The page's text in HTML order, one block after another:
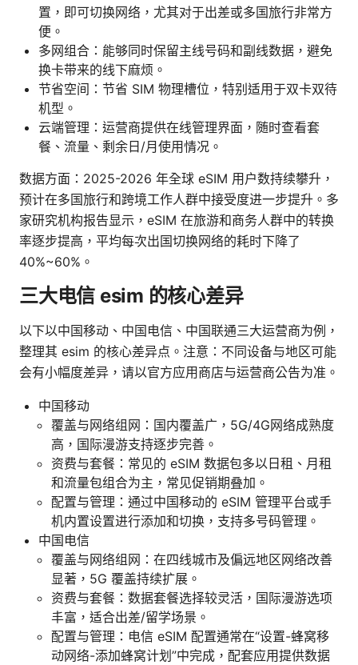
置，即可切换网络，尤其对于出差或多国旅行非常方
便。
多网组合：能够同时保留主线号码和副线数据，避免
换卡带来的线下麻烦。
节省空间：节省 SIM 物理槽位，特别适用于双卡双待
机型。
云端管理：运营商提供在线管理界面，随时查看套
餐、流量、剩余日/月使用情况。
数据方面：2025-2026 年全球 eSIM 用户数持续攀升，
预计在多国旅行和跨境工作人群中接受度进一步提升。多
家研究机构报告显示，eSIM 在旅游和商务人群中的转换
率逐步提高，平均每次出国切换网络的耗时下降了
40%~60%。
三大电信 esim 的核心差异
以下以中国移动、中国电信、中国联通三大运营商为例，
整理其 esim 的核心差异点。注意：不同设备与地区可能
会有小幅度差异，请以官方应用商店与运营商公告为准。
中国移动
覆盖与网络组网：国内覆盖广，5G/4G网络成熟度
高，国际漫游支持逐步完善。
资费与套餐：常见的 eSIM 数据包多以日租、月租
和流量包组合为主，常见促销期叠加。
配置与管理：通过中国移动的 eSIM 管理平台或手
机内置设置进行添加和切换，支持多号码管理。
中国电信
覆盖与网络组网：在四线城市及偏远地区网络改善
显著，5G 覆盖持续扩展。
资费与套餐：数据套餐选择较灵活，国际漫游选项
丰富，适合出差/留学场景。
配置与管理：电信 eSIM 配置通常在“设置-蜂窝移
动网络-添加蜂窝计划”中完成，配套应用提供数据